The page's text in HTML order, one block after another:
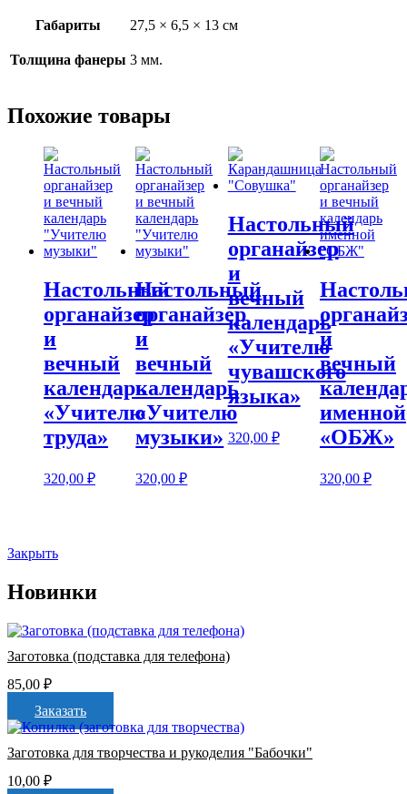
Габариты 27,5 × 6,5 × 13 см
Толщина фанеры 3 мм.
Похожие товары
Настольный
органайзер
и
вечный
календарь
«Учителю
труда»
320,00 ₽
Настольный
органайзер
и
вечный
календарь
«Учителю
музыки»
320,00₽
Настольный
органайзер
и
вечный
календарь
«Учителю
чувашского
языка»
320,00 ₽
и
вечный
именной
«ОБЖ»
320,00 ₽
Закрыть
Новинки
Заготовка (подставка для телефона)
85,00 ₽
Заказать
Заготовка для творчества и рукоделия "Бабочки"
10,00 ₽